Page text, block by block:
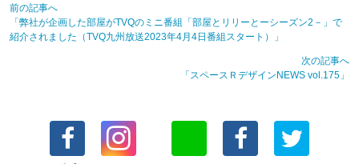
前の記事へ
「弊社が企画した部屋がTVQのミニ番組「部屋とリリーとーシーズン2－」で
紹介されました（TVQ九州放送2023年4月4日番組スタート）」
次の記事へ
「スペースＲデザインNEWS vol.175」